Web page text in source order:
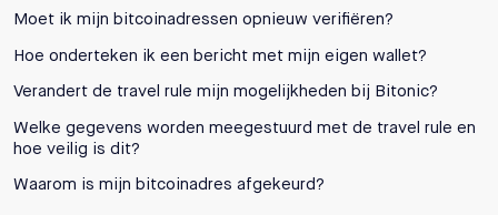
Moet ik mijn bitcoinadressen opnieuw verifiëren?
Hoe onderteken ik een bericht met mijn eigen wallet?
Verandert de travel rule mijn mogelijkheden bij Bitonic?
Welke gegevens worden meegestuurd met de travel rule en
hoe veilig is dit?
Waarom is mijn bitcoinadres afgekeurd?